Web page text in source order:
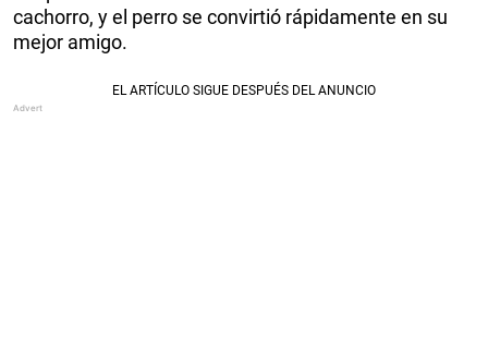
cachorro, y el perro se convirtió rápidamente en su
mejor amigo.